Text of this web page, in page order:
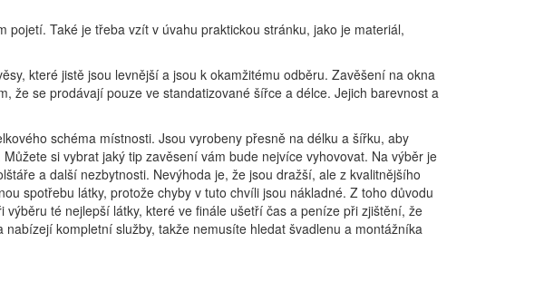
Také je třeba vzít v úvahu praktickou stránku, jako je materiál,
které jistě jsou levnější a jsou k okamžitému odběru. Zavěšení na okna
že se prodávají pouze ve standatizované šířce a délce. Jejich barevnost a
schéma místnosti. Jsou vyrobeny přesně na délku a šířku, aby
si vybrat jaký tip zavěsení vám bude nejvíce vyhovovat. Na výběr je
a další nezbytnosti. Nevýhoda je, že jsou dražší, ale z kvalitnějšího
spotřebu látky, protože chyby v tuto chvíli jsou nákladné. Z toho důvodu
té nejlepší látky, které ve finále ušetří čas a peníze při zjištění, že
kompletní služby, takže nemusíte hledat švadlenu a montážníka